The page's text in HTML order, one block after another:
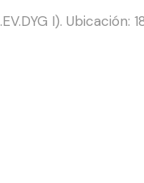
I). Ubicación: